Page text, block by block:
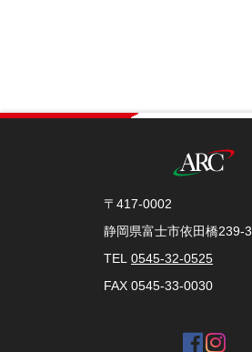
〒417-0002
静岡県富士市依田橋239-3
TEL 0545-32-0525
FAX 0545-33-0030